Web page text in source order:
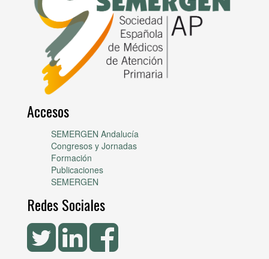
Accesos
SEMERGEN Andalucía
Congresos y Jornadas
Formación
Publicaciones
SEMERGEN
Redes Sociales